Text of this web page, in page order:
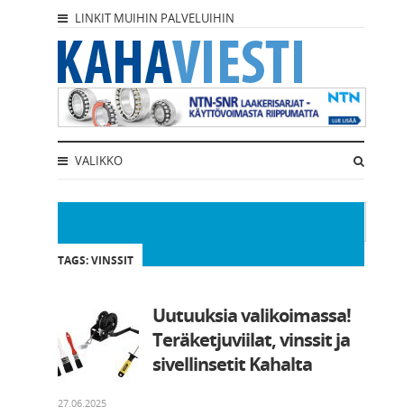
LINKIT MUIHIN PALVELUIHIN
VALIKKO
TAGS: VINSSIT
Uutuuksia valikoimassa!
Teräketjuviilat, vinssit ja
sivellinsetit Kahalta
27.06.2025